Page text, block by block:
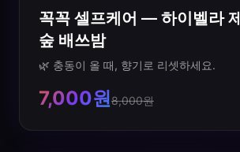
꼭꼭 셀프케어 — 하이벨라
숲 배쓰밤
🌿 충동이 올 때, 향기로 리셋하세요.
7,000원8,000원